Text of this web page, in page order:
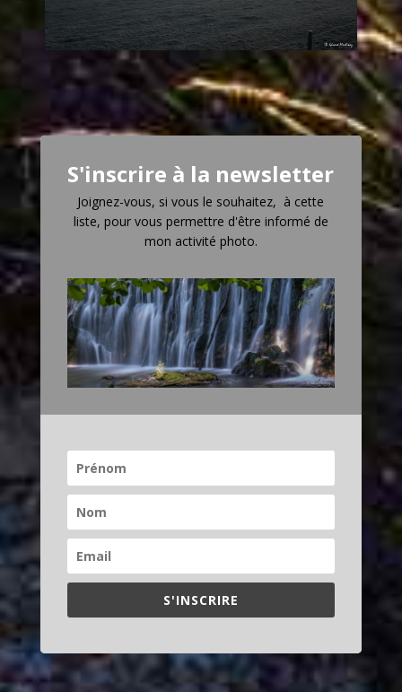
S'inscrire à la newsletter
Joignez-vous, si vous le souhaitez, à cette
liste, pour vous permettre d'être informé de
mon activité photo.
S'INSCRIRE